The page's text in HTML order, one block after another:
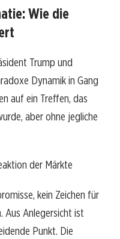
Wie die
Trump und
Dynamik in Gang
auf ein Treffen, das
aber ohne jegliche
der Märkte
kein Zeichen für
Aus Anlegersicht ist
Punkt. Die